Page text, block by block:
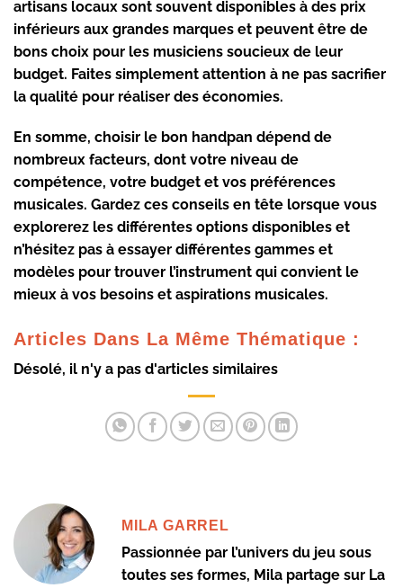
artisans locaux sont souvent disponibles à des prix
inférieurs aux grandes marques et peuvent être de
bons choix pour les musiciens soucieux de leur
budget. Faites simplement attention à ne pas sacrifier
la qualité pour réaliser des économies.
En somme, choisir le bon handpan dépend de
nombreux facteurs, dont votre niveau de
compétence, votre budget et vos préférences
musicales. Gardez ces conseils en tête lorsque vous
explorerez les différentes options disponibles et
n’hésitez pas à essayer différentes gammes et
modèles pour trouver l’instrument qui convient le
mieux à vos besoins et aspirations musicales.
Articles Dans La Même Thématique :
Désolé, il n'y a pas d'articles similaires
MILA GARREL
Passionnée par l’univers du jeu sous
toutes ses formes, Mila partage sur La